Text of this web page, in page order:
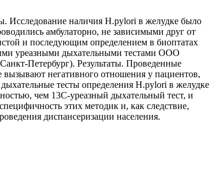
Исследование наличия Н.pylori в желудке было
амбулаторно, не зависимыми друг от
и последующим определением в биоптатах
уреазными дыхательными тестами ООО
Петербург). Результаты. Проведенные
негативного отношения у пациентов,
тесты определения Н.pylori в желудке
чем 13С-уреазный дыхательный тест, и
этих методик и, как следствие,
диспансеризации населения.